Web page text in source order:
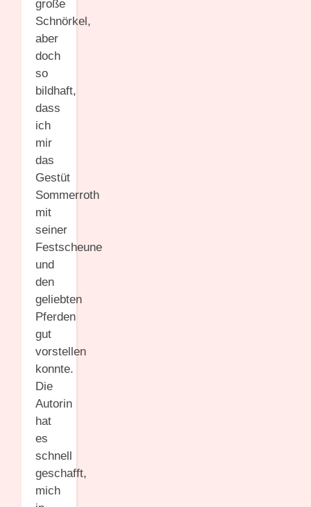
große
Schnörkel,
aber
doch
so
bildhaft,
dass
ich
mir
das
Gestüt
Sommerroth
mit
seiner
Festscheune
und
den
geliebten
Pferden
gut
vorstellen
konnte.
Die
Autorin
hat
es
schnell
geschafft,
mich